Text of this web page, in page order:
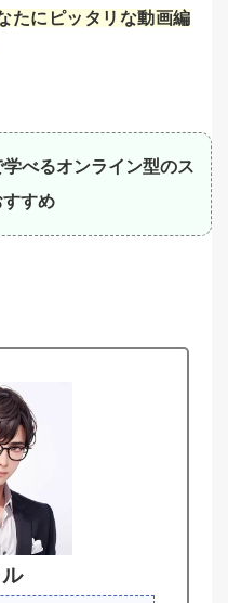
たにピッタリな動画編
べるオンライン型のス
すめ